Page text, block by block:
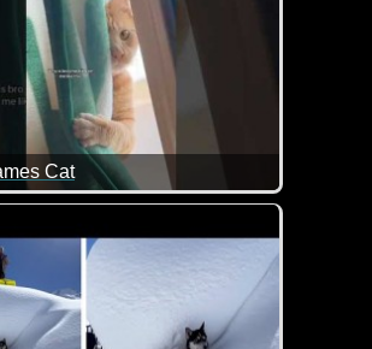
Cat
is watching you :-) Diese Katzen sind